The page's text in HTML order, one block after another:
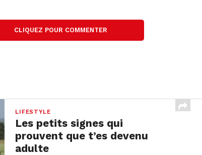
CLIQUEZ POUR COMMENTER
LIFESTYLE
Les petits signes qui
prouvent que t’es devenu
adulte